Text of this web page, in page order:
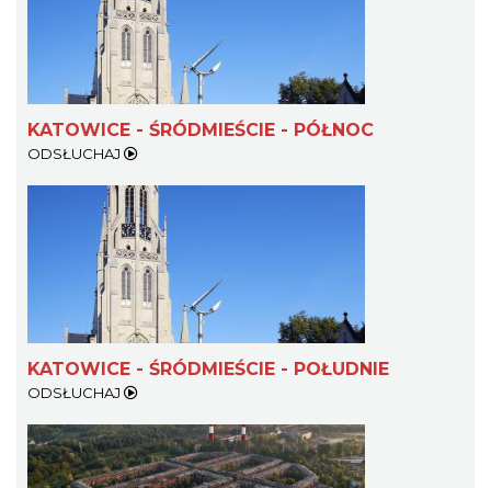
KATOWICE - ŚRÓDMIEŚCIE - PÓŁNOC
ODSŁUCHAJ
KATOWICE - ŚRÓDMIEŚCIE - POŁUDNIE
ODSŁUCHAJ